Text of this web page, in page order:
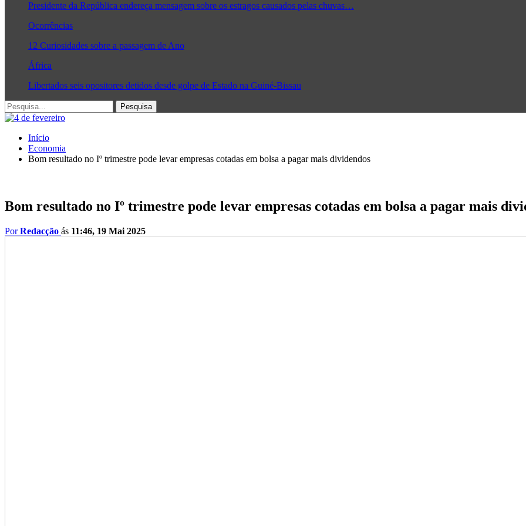
Presidente da República endereça mensagem sobre os estragos causados pelas chuvas…
Ocorrências
12 Curiosidades sobre a passagem de Ano
África
Libertados seis opositores detidos desde golpe de Estado na Guiné-Bissau
Início
Economia
Bom resultado no Iº trimestre pode levar empresas cotadas em bolsa a pagar mais dividendos
Bom resultado no Iº trimestre pode levar empresas cotadas em bolsa a pagar mais
PorRedacção ás 11:46, 19 Mai 2025